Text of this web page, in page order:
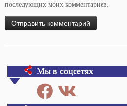
последующих моих комментариев.
Мы в соцсетях